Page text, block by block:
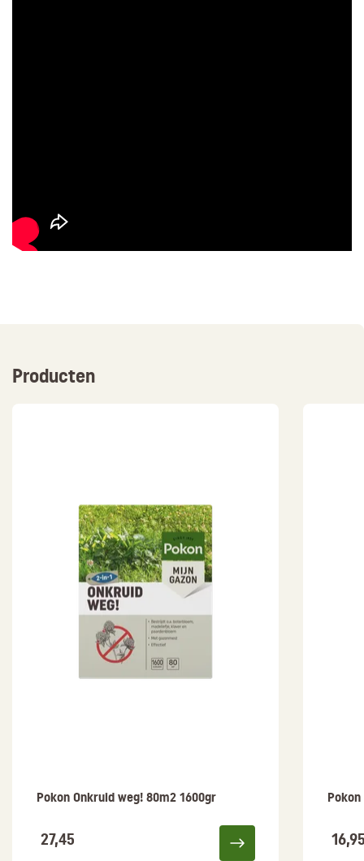
Producten
Pokon Onkruid weg! 80m2 1600gr
27,45